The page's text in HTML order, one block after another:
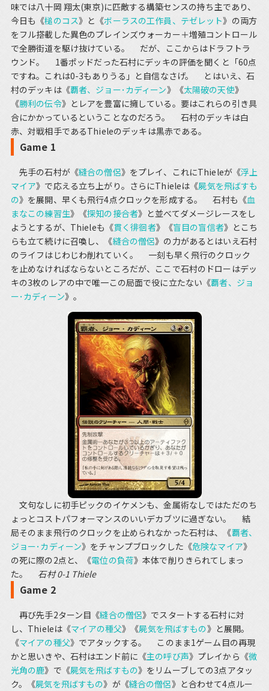
味では八十岡 翔太(東京)に匹敵する構築センスの持ち主であり、
今日も《槌のコス》と《ボーラスの工作員、テゼレット》の両方
をフル搭載した異色のプレインズウォーカー＋増殖コントロール
で全勝街道を駆け抜けている。 だが、ここからはドラフトラ
ウンド。 1番ポッドだった石村にデッキの評価を聞くと「60点
ですね。これは0-3もありうる」と自信なさげ。 とはいえ、石
村のデッキは《覇者、ジョー･カディーン》《太陽破の天使》
《勝利の伝令》とレアを豊富に擁している。要はこれらの引き具
合にかかっているということなのだろう。 石村のデッキは白
赤、対戦相手であるThieleのデッキは黒赤である。
Game 1
先手の石村が《縫合の僧侶》をプレイ、これにThieleが《浮上
マイア》で応える立ち上がり。さらにThieleは《屍気を飛ばすも
の》を展開、早くも飛行4点クロックを形成する。 石村も《血
まなこの練習生》《探知の接合者》と並べてダメージレースをし
ようとするが、Thieleも《貫く徘徊者》《盲目の盲信者》とこち
らも立て続けに召喚し、《縫合の僧侶》の力があるとはいえ石村
のライフはじわじわ削れていく。 一刻も早く飛行のクロック
を止めなければならないところだが、ここで石村のドローはデッ
キの3枚のレアの中で唯一この局面で役に立たない《覇者、ジョ
ー･カディーン》。
文句なしに初手ピックのイケメンも、金属術なしではただのち
ょっとコストパフォーマンスのいいデカブツに過ぎない。 結
局そのまま飛行のクロックを止められなかった石村は、《覇者、
ジョー･カディーン》をチャンプブロックした《危険なマイア》
の死に際の2点と、《電位の負荷》本体で削りきられてしまっ
た。 石村 0-1 Thiele
Game 2
再び先手2ターン目《縫合の僧侶》でスタートする石村に対
し、Thieleは《マイアの種父》《屍気を飛ばすもの》と展開。
《マイアの種父》でアタックする。 このまま1ゲーム目の再現
かと思いきや、石村はエンド前に《主の呼び声》プレイから《微
光角の鹿》で《屍気を飛ばすもの》をリムーブしての3点アタッ
ク。《屍気を飛ばすもの》が《縫合の僧侶》と合わせて4点ルー